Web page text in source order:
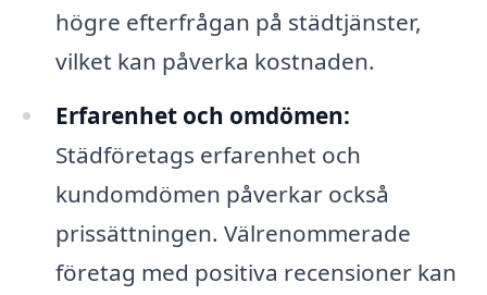
högre efterfrågan på städtjänster,
vilket kan påverka kostnaden.
Erfarenhet och omdömen:
Städföretags erfarenhet och
kundomdömen påverkar också
prissättningen. Välrenommerade
företag med positiva recensioner kan